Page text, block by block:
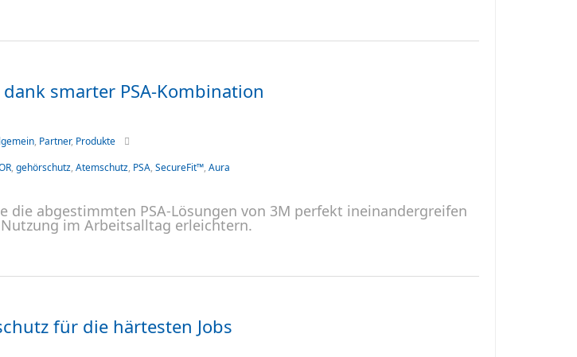
smarter PSA-Kombination
, Partner, Produkte
, gehörschutz, Atemschutz, PSA, SecureFit™, Aura
die abgestimmten PSA-Lösungen von 3M perfekt ineinandergreifen
im Arbeitsalltag erleichtern.
für die härtesten Jobs